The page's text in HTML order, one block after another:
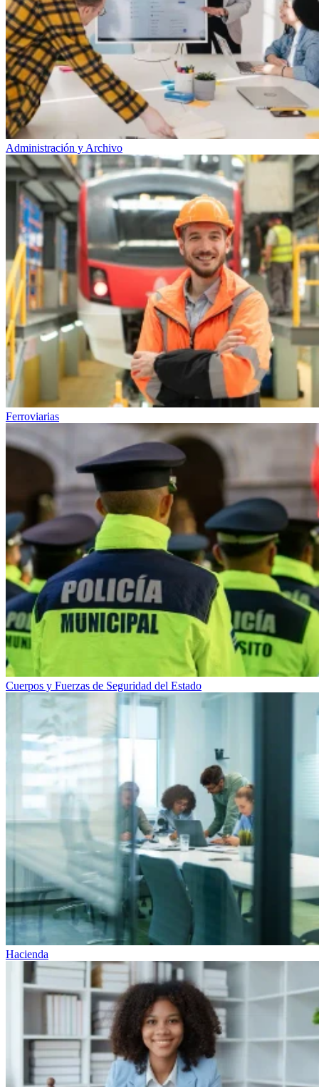
Administración y Archivo
Ferroviarias
Cuerpos y Fuerzas de Seguridad del Estado
Hacienda